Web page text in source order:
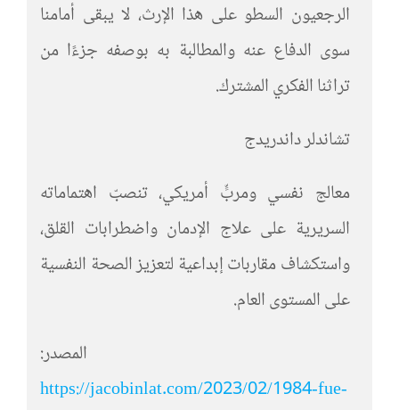
الرجعيون السطو على هذا الإرث، لا يبقى أمامنا
سوى الدفاع عنه والمطالبة به بوصفه جزءًا من
تراثنا الفكري المشترك.
تشاندلر داندريدج
معالج نفسي ومربٍّ أمريكي، تنصبّ اهتماماته
السريرية على علاج الإدمان واضطرابات القلق،
واستكشاف مقاربات إبداعية لتعزيز الصحة النفسية
على المستوى العام.
المصدر:
https://jacobinlat.com/2023/02/1984-fue-